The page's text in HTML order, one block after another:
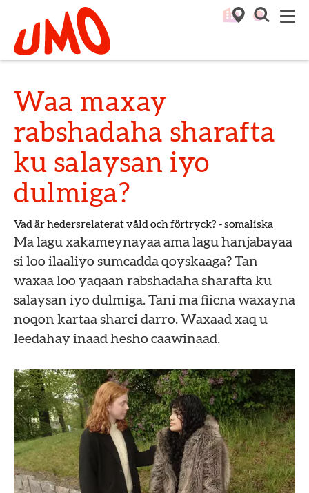
Till startsidan för Umo
Waa maxay
rabshadaha sharafta
ku salaysan iyo
dulmiga?
Vad är hedersrelaterat våld och förtryck? - somaliska
Ma lagu xakameynayaa ama lagu hanjabayaa
si loo ilaaliyo sumcadda qoyskaaga? Tan
waxaa loo yaqaan rabshadaha sharafta ku
salaysan iyo dulmiga. Tani ma fiicna waxayna
noqon kartaa sharci darro. Waxaad xaq u
leedahay inaad hesho caawinaad.